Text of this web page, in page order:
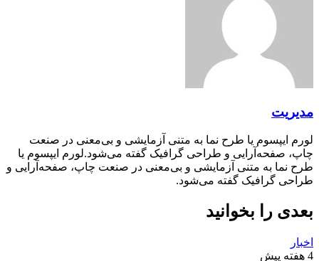
مدیریت
لورم ایپسوم یا طرح‌ نما به متنی آزمایشی و بی‌معنی در صنعت
چاپ، صفحه‌آرایی و طراحی گرافیک گفته می‌شود.لورم ایپسوم یا
طرح‌ نما به متنی آزمایشی و بی‌معنی در صنعت چاپ، صفحه‌آرایی و
طراحی گرافیک گفته می‌شود.
بعدی را بخوانید
اخبار
4 هفته پیش